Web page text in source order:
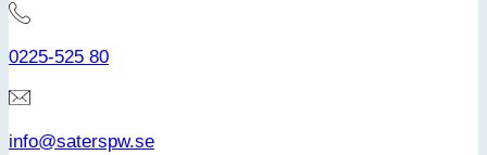
0225-525 80
info@saterspw.se